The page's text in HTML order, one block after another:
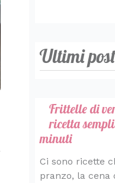
Ultimi post
Frittelle di
ricetta
minuti
Ci sono ricette
pranzo, la cena